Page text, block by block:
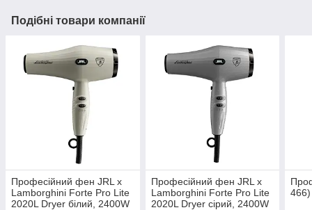
Подібні товари компанії
Професійний фен JRL x
Lamborghini Forte Pro Lite
2020L Dryer білий, 2400W
Професійний фен JRL x
Lamborghini Forte Pro Lite
2020L Dryer сірий, 2400W
466)